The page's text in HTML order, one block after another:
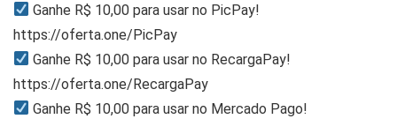
Ganhe R$ 10,00 para usar no PicPay!
https://oferta.one/PicPay
Ganhe R$ 10,00 para usar no RecargaPay!
https://oferta.one/RecargaPay
Ganhe R$ 10,00 para usar no Mercado Pago!